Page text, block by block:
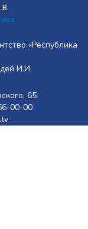
«Республика
И.И.
65
00-00